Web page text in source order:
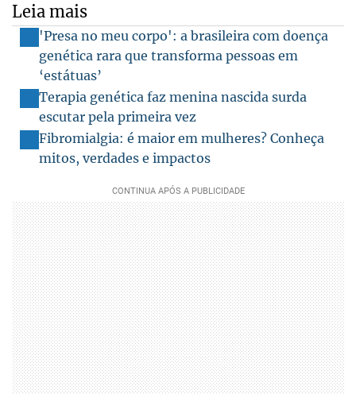
Leia mais
'Presa no meu corpo': a brasileira com doença
genética rara que transforma pessoas em
‘estátuas’
Terapia genética faz menina nascida surda
escutar pela primeira vez
Fibromialgia: é maior em mulheres? Conheça
mitos, verdades e impactos